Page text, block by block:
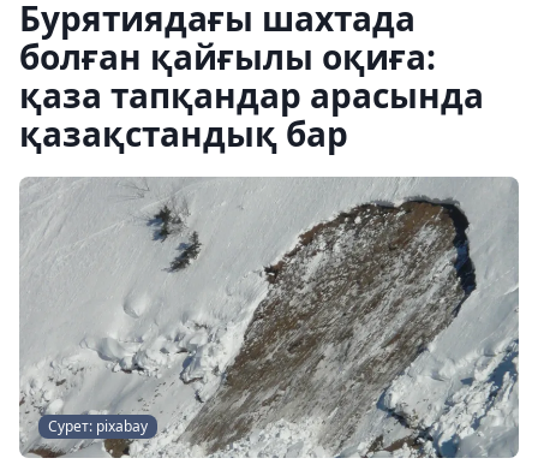
Бурятиядағы шахтада
болған қайғылы оқиға:
қаза тапқандар арасында
қазақстандық бар
Сурет: pixabay